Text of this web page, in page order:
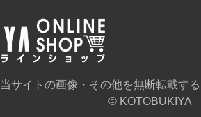
当サイトの画像・その他を無断転載す
© KOTOBUKIYA